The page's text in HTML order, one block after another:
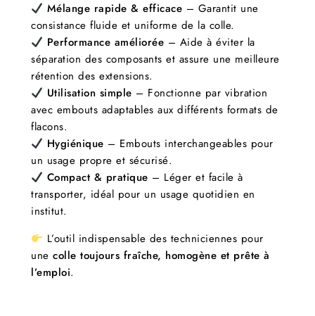
Mélange rapide & efficace – Garantit une
consistance fluide et uniforme de la colle.
Performance améliorée – Aide à éviter la
séparation des composants et assure une meilleure
rétention des extensions.
Utilisation simple – Fonctionne par vibration
avec embouts adaptables aux différents formats de
flacons.
Hygiénique – Embouts interchangeables pour
un usage propre et sécurisé.
Compact & pratique – Léger et facile à
transporter, idéal pour un usage quotidien en
institut.
L’outil indispensable des techniciennes pour
une colle toujours fraîche, homogène et prête à
l’emploi.